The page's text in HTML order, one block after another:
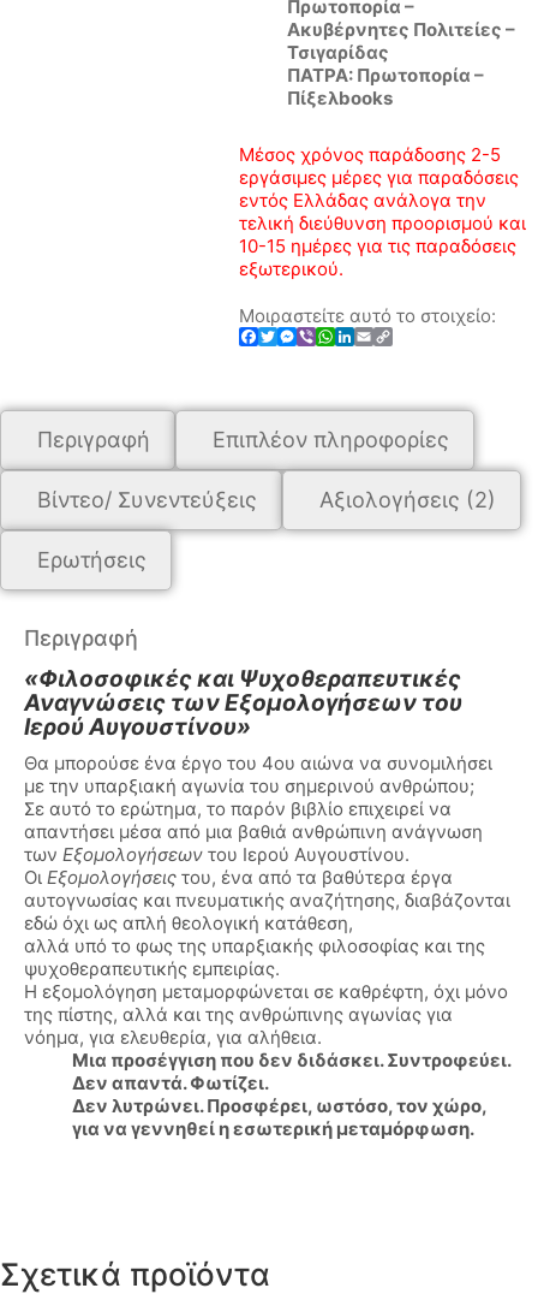
Πρωτοπορία –
Ακυβέρνητες Πολιτείες –
Τσιγαρίδας
ΠΑΤΡΑ: Πρωτοπορία –
Πίξελbooks
Μέσος χρόνος παράδοσης 2-5
εργάσιμες μέρες για παραδόσεις
εντός Ελλάδας ανάλογα την
τελική διεύθυνση προορισμού και
10-15 ημέρες για τις παραδόσεις
εξωτερικού.
Μοιραστείτε αυτό το στοιχείο:
Περιγραφή Επιπλέον πληροφορίες
Βίντεο/ Συνεντεύξεις Αξιολογήσεις (2)
Ερωτήσεις
Περιγραφή
«Φιλοσοφικές και Ψυχοθεραπευτικές
Αναγνώσεις των Εξομολογήσεων του
Ιερού Αυγουστίνου»
Θα μπορούσε ένα έργο του 4ου αιώνα να συνομιλήσει
με την υπαρξιακή αγωνία του σημερινού ανθρώπου;
Σε αυτό το ερώτημα, το παρόν βιβλίο επιχειρεί να
απαντήσει μέσα από μια βαθιά ανθρώπινη ανάγνωση
των Εξομολογήσεων του Ιερού Αυγουστίνου.
Οι Εξομολογήσεις του, ένα από τα βαθύτερα έργα
αυτογνωσίας και πνευματικής αναζήτησης, διαβάζονται
εδώ όχι ως απλή θεολογική κατάθεση,
αλλά υπό το φως της υπαρξιακής φιλοσοφίας και της
ψυχοθεραπευτικής εμπειρίας.
Η εξομολόγηση μεταμορφώνεται σε καθρέφτη, όχι μόνο
της πίστης, αλλά και της ανθρώπινης αγωνίας για
νόημα, για ελευθερία, για αλήθεια.
Μια προσέγγιση που δεν διδάσκει. Συντροφεύει.
Δεν απαντά. Φωτίζει.
Δεν λυτρώνει. Προσφέρει, ωστόσο, τον χώρο,
για να γεννηθεί η εσωτερική μεταμόρφωση.
Σχετικά προϊόντα